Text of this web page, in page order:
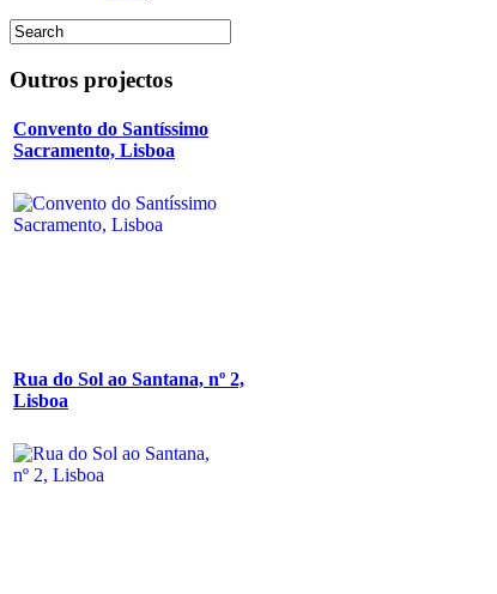
Outros projectos
Convento do Santíssimo
Sacramento, Lisboa
Rua do Sol ao Santana, nº 2,
Lisboa